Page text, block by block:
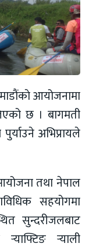
आयोजनामा
छ । बागमती
अभिप्रायले
तथा नेपाल
सहयोगमा
सुन्दरीजलबाट
र्‍याली